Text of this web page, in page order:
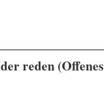
reden